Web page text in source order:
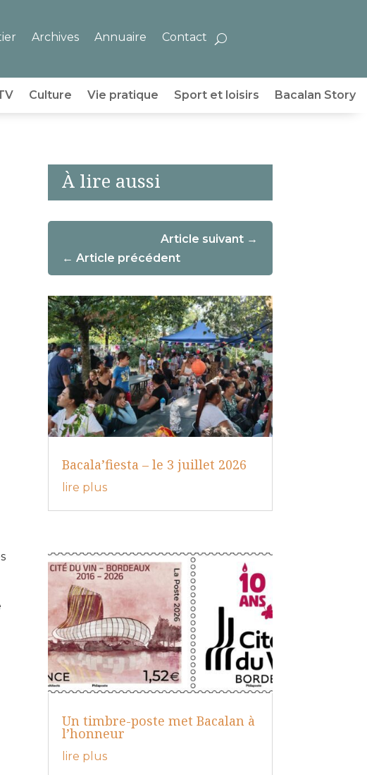
Archives Annuaire Contact
Culture Vie pratique Sport et loisirs Bacalan Story
À lire aussi
Article suivant
Article précédent
Bacala’fiesta – le 3 juillet 2026
lire plus
Un timbre-poste met Bacalan à
l’honneur
lire plus